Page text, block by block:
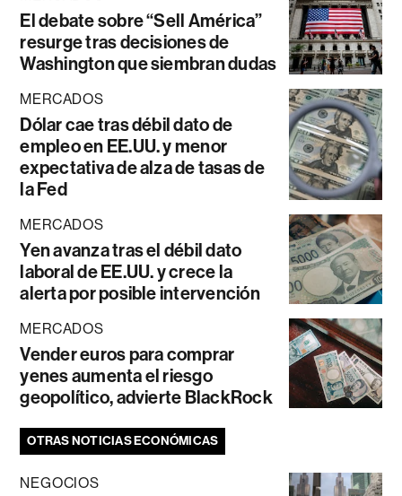
El debate sobre “Sell América”
resurge tras decisiones de
Washington que siembran dudas
MERCADOS
Dólar cae tras débil dato de
empleo en EE.UU. y menor
expectativa de alza de tasas de
la Fed
MERCADOS
Yen avanza tras el débil dato
laboral de EE.UU. y crece la
alerta por posible intervención
MERCADOS
Vender euros para comprar
yenes aumenta el riesgo
geopolítico, advierte BlackRock
OTRAS NOTICIAS ECONÓMICAS
NEGOCIOS